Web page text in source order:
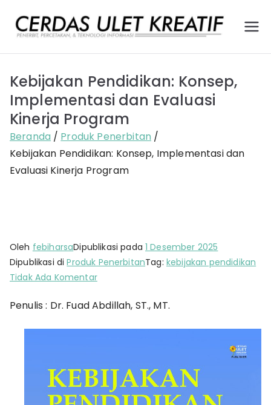
konten
Ce
as
t
Pener
akan,
ogi
Kebijakan Pendidikan: Konsep,
Implementasi dan Evaluasi
Kinerja Program
Beranda
Produk Penerbitan
Kebijakan Pendidikan: Konsep, Implementasi dan
Evaluasi Kinerja Program
Oleh febiharsaDipublikasi pada 1 Desember 2025
Dipublikasi diProduk PenerbitanTag: kebijakan pendidikan
Tidak Ada Komentarpada
Pendidikan:
Evaluasi
Kinerja
Program
Penulis : Dr. Fuad Abdillah, ST., MT.